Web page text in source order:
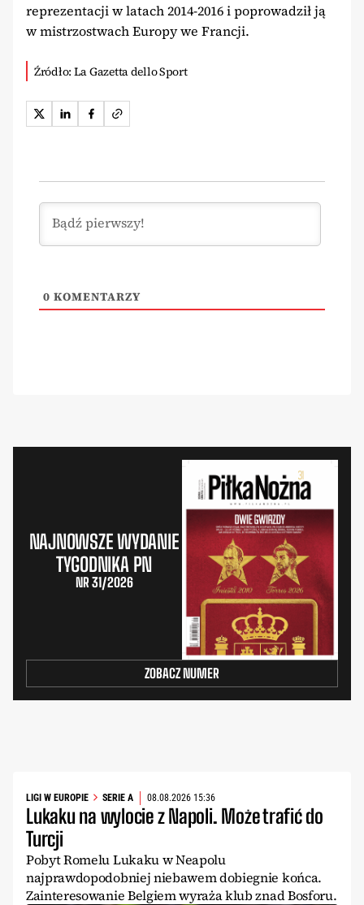
reprezentacji w latach 2014-2016 i poprowadził ją
w mistrzostwach Europy we Francji.
Źródło: La Gazetta dello Sport
0 KOMENTARZY
NAJNOWSZE WYDANIE
TYGODNIKA PN
NR 31/2026
ZOBACZ NUMER
LIGI W EUROPIE SERIE A 08.08.2026 15:36
Lukaku na wylocie z Napoli. Może trafić do
Turcji
Pobyt Romelu Lukaku w Neapolu
najprawdopodobniej niebawem dobiegnie końca.
Zainteresowanie Belgiem wyraża klub znad Bosforu.